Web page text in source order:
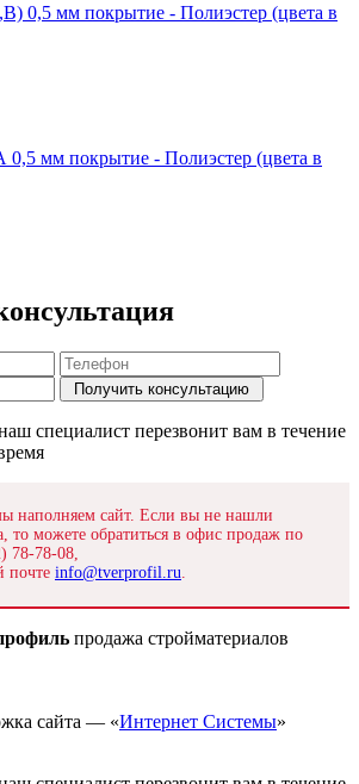
0,5 мм покрытие - Полиэстер (цвета в
мм покрытие - Полиэстер (цвета в
специалист перезвонит вам в течение
наполняем сайт. Если вы не нашли
то можете обратиться в офис продаж по
78-78-08,
почте info@tverprofil.ru
продажа стройматериалов
сайта — «Интернет Системы»